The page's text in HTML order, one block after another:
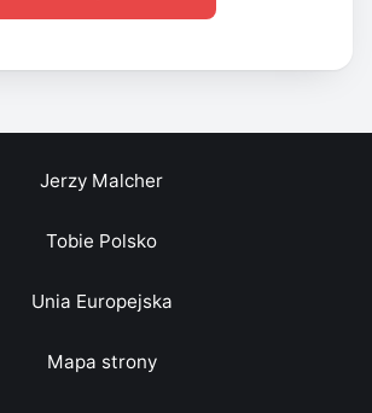
Jerzy Malcher
Tobie Polsko
Unia Europejska
Mapa strony